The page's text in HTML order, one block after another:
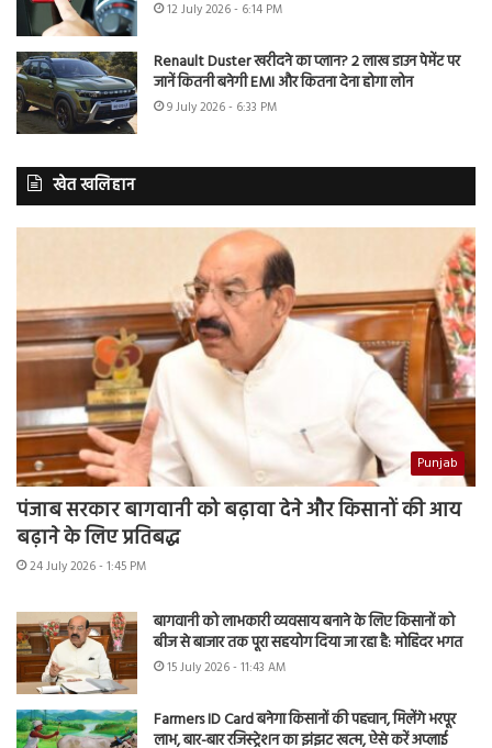
12 July 2026 - 6:14 PM
Renault Duster खरीदने का प्लान? 2 लाख डाउन पेमेंट पर
जानें कितनी बनेगी EMI और कितना देना होगा लोन
9 July 2026 - 6:33 PM
खेत खलिहान
Punjab
पंजाब सरकार बागवानी को बढ़ावा देने और किसानों की आय
बढ़ाने के लिए प्रतिबद्ध
24 July 2026 - 1:45 PM
बागवानी को लाभकारी व्यवसाय बनाने के लिए किसानों को
बीज से बाजार तक पूरा सहयोग दिया जा रहा है: मोहिंदर भगत
15 July 2026 - 11:43 AM
Farmers ID Card बनेगा किसानों की पहचान, मिलेंगे भरपूर
लाभ, बार-बार रजिस्ट्रेशन का झंझट खत्म, ऐसे करें अप्लाई